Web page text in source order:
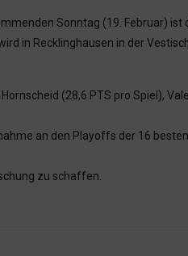
Sonntag (19. Februar) ist
in Recklinghausen in der
(28,6 PTS pro Spiel),
an den Playoffs der 16
zu schaffen.